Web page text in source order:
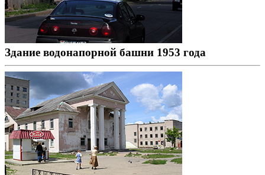
Здание водонапорной башни 1953 года